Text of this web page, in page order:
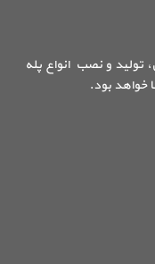
تولید و نصب انواع پله
خواهد بود.